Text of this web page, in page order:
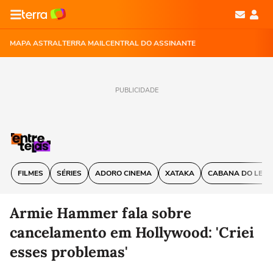
MAPA ASTRALTERRA MAILCENTRAL DO ASSINANTE
PUBLICIDADE
FILMES SÉRIES ADORO CINEMA XATAKA CABANA DO
Armie Hammer fala sobre
cancelamento em Hollywood: 'Criei
esses problemas'